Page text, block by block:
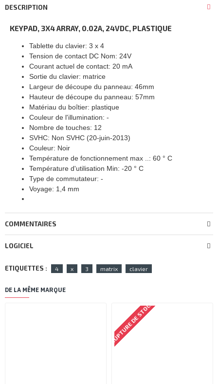
DESCRIPTION
KEYPAD, 3X4 ARRAY, 0.02A, 24VDC, PLASTIQUE
Tablette du clavier: 3 x 4
Tension de contact DC Nom: 24V
Courant actuel de contact: 20 mA
Sortie du clavier: matrice
Largeur de découpe du panneau: 46mm
Hauteur de découpe du panneau: 57mm
Matériau du boîtier: plastique
Couleur de l'illumination: -
Nombre de touches: 12
SVHC: Non SVHC (20-juin-2013)
Couleur: Noir
Température de fonctionnement max ..: 60 ° C
Température d'utilisation Min: -20 ° C
Type de commutateur: -
Voyage: 1,4 mm
COMMENTAIRES
LOGICIEL
ETIQUETTES : 4 x 3 matrix clavier
DE LA MÊME MARQUE
RUPTURE DE STOCK